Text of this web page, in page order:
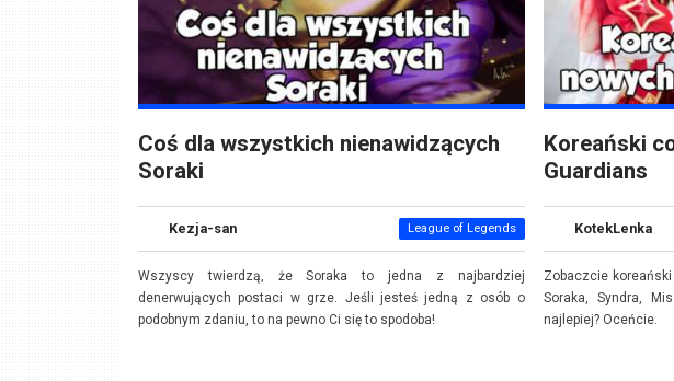
Coś dla wszystkich nienawidzących
Soraki
Kezja-san League of Legends
Wszyscy twierdzą, że Soraka to jedna z najbardziej
denerwujących postaci w grze. Jeśli jesteś jedną z osób o
podobnym zdaniu, to na pewno Ci się to spodoba!
Koreański
Guardians
KotekLenka
Zobaczcie
Soraka, Syndra,
najlepiej? Oceńcie.